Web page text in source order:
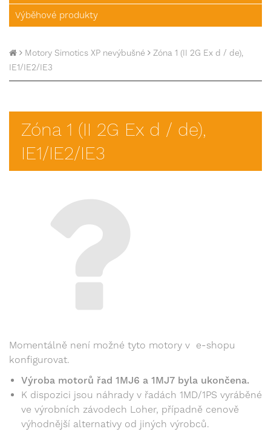
Výběhové produkty
Motory Simotics XP nevýbušné
Zóna 1 (II 2G Ex d / de),
IE1/IE2/IE3
Zóna 1 (II 2G Ex d / de),
IE1/IE2/IE3
Momentálně není možné tyto motory v e-shopu
konfigurovat.
Výroba motorů řad 1MJ6 a 1MJ7 byla ukončena.
K dispozici jsou náhrady v řadách 1MD/1PS vyráběné
ve výrobních závodech Loher, případně cenově
výhodnější alternativy od jiných výrobců.